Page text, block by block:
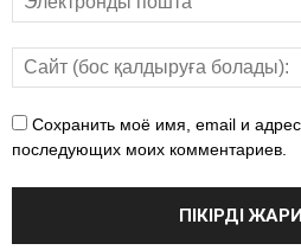
Сохранить моё имя, email и
последующих моих комментариев.